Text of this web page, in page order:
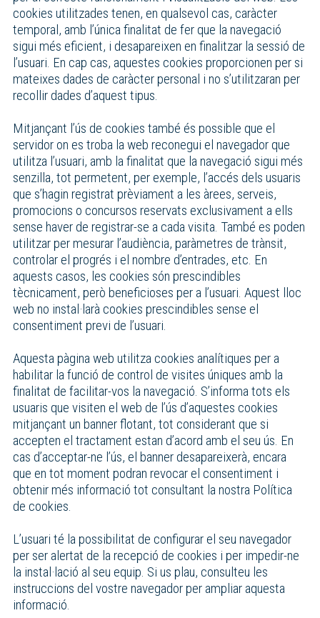
cookies utilitzades tenen, en qualsevol cas, caràcter
temporal, amb l’única finalitat de fer que la navegació
sigui més eficient, i desapareixen en finalitzar la sessió de
l’usuari. En cap cas, aquestes cookies proporcionen per si
mateixes dades de caràcter personal i no s’utilitzaran per
recollir dades d’aquest tipus.
Mitjançant l’ús de cookies també és possible que el
servidor on es troba la web reconegui el navegador que
utilitza l’usuari, amb la finalitat que la navegació sigui més
senzilla, tot permetent, per exemple, l’accés dels usuaris
que s’hagin registrat prèviament a les àrees, serveis,
promocions o concursos reservats exclusivament a ells
sense haver de registrar-se a cada visita. També es poden
utilitzar per mesurar l’audiència, paràmetres de trànsit,
controlar el progrés i el nombre d’entrades, etc. En
aquests casos, les cookies són prescindibles
tècnicament, però beneficioses per a l’usuari. Aquest lloc
web no instal·larà cookies prescindibles sense el
consentiment previ de l’usuari.
Aquesta pàgina web utilitza cookies analítiques per a
habilitar la funció de control de visites úniques amb la
finalitat de facilitar-vos la navegació. S’informa tots els
usuaris que visiten el web de l’ús d’aquestes cookies
mitjançant un banner flotant, tot considerant que si
accepten el tractament estan d’acord amb el seu ús. En
cas d’acceptar-ne l’ús, el banner desapareixerà, encara
que en tot moment podran revocar el consentiment i
obtenir més informació tot consultant la nostra Política
de cookies.
L’usuari té la possibilitat de configurar el seu navegador
per ser alertat de la recepció de cookies i per impedir-ne
la instal·lació al seu equip. Si us plau, consulteu les
instruccions del vostre navegador per ampliar aquesta
informació.